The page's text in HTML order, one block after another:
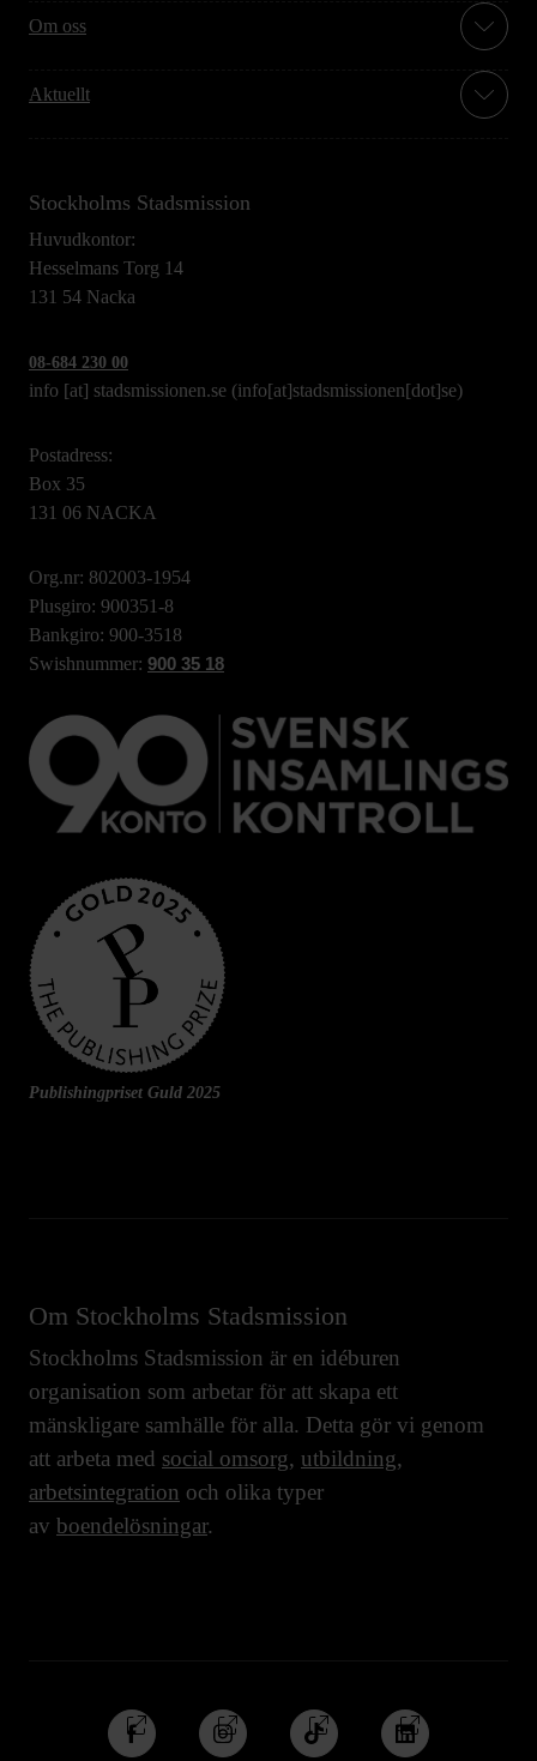
Om oss
Aktuellt
Stockholms Stadsmission
Huvudkontor:
Hesselmans Torg 14
131 54 Nacka
08-684 230 00
info [at] stadsmissionen.se (info[at]stadsmissionen[dot]se)
Postadress:
Box 35
131 06 NACKA
Org.nr: 802003-1954
Plusgiro: 900351-8
Bankgiro: 900-3518
Swishnummer: 900 35 18
Publishingpriset Guld 2025
Om Stockholms Stadsmission
Stockholms Stadsmission är en idéburen
organisation som arbetar för att skapa ett
mänskligare samhälle för alla. Detta gör vi genom
att arbeta med social omsorg, utbildning,
arbetsintegration och olika typer
av boendelösningar.
Följ
oss
Följ
oss
Följ
oss
Följ
oss